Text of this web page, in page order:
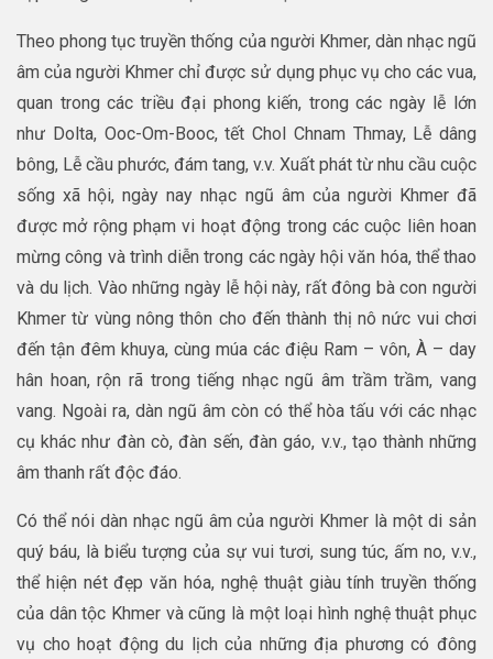
Theo phong tục truyền thống của người Khmer, dàn nhạc ngũ
âm của người Khmer chỉ được sử dụng phục vụ cho các vua,
quan trong các triều đại phong kiến, trong các ngày lễ lớn
như Dolta, Ooc-Om-Booc, tết Chol Chnam Thmay, Lễ dâng
bông, Lễ cầu phước, đám tang, v.v. Xuất phát từ nhu cầu cuộc
sống xã hội, ngày nay nhạc ngũ âm của người Khmer đã
được mở rộng phạm vi hoạt động trong các cuộc liên hoan
mừng công và trình diễn trong các ngày hội văn hóa, thể thao
và du lịch. Vào những ngày lễ hội này, rất đông bà con người
Khmer từ vùng nông thôn cho đến thành thị nô nức vui chơi
đến tận đêm khuya, cùng múa các điệu Ram – vôn, À – day
hân hoan, rộn rã trong tiếng nhạc ngũ âm trầm trầm, vang
vang. Ngoài ra, dàn ngũ âm còn có thể hòa tấu với các nhạc
cụ khác như đàn cò, đàn sến, đàn gáo, v.v., tạo thành những
âm thanh rất độc đáo.
Có thể nói dàn nhạc ngũ âm của người Khmer là một di sản
quý báu, là biểu tượng của sự vui tươi, sung túc, ấm no, v.v.,
thể hiện nét đẹp văn hóa, nghệ thuật giàu tính truyền thống
của dân tộc Khmer và cũng là một loại hình nghệ thuật phục
vụ cho hoạt động du lịch của những địa phương có đông